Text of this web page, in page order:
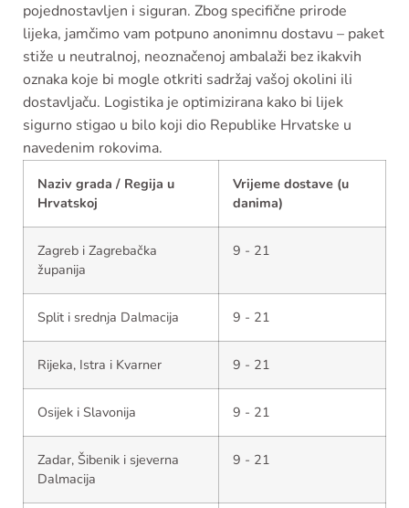
pojednostavljen i siguran. Zbog specifične prirode
lijeka, jamčimo vam potpuno anonimnu dostavu – paket
stiže u neutralnoj, neoznačenoj ambalaži bez ikakvih
oznaka koje bi mogle otkriti sadržaj vašoj okolini ili
dostavljaču. Logistika je optimizirana kako bi lijek
sigurno stigao u bilo koji dio Republike Hrvatske u
navedenim rokovima.
Naziv grada / Regija u
Hrvatskoj
Vrijeme dostave (u
danima)
Zagreb i Zagrebačka
županija
9 - 21
Split i srednja Dalmacija 9 - 21
Rijeka, Istra i Kvarner 9 - 21
Osijek i Slavonija 9 - 21
Zadar, Šibenik i sjeverna
Dalmacija
9 - 21